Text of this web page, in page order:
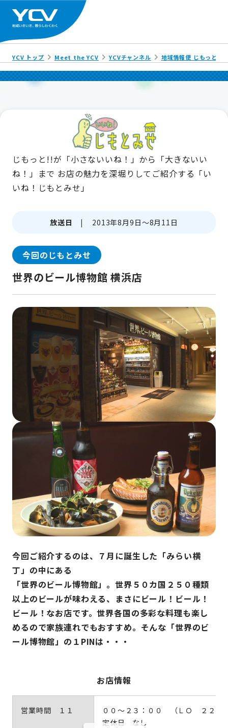
YCV トップ Meet the YCV YCVチャンネル 地域情報便 じもっと!!
じもっと!!が「小さないいね！」から「大きないい
ね！」まで お店の魅力を深堀りしてご紹介する「い
いね！じもとみせ」
放送日 | 2013年8月9日～8月11日
今回のじもとみせ
世界のビール博物館 横浜店
今回ご紹介するのは、７月に誕生した「みらい横
丁」の中にある
「世界のビール博物館」。世界５０カ国２５０種類
以上のビールが味わえる、まさにビール！ビール！
ビール！なお店です。世界各国の多彩な料理も楽し
めるので家族連れでもおすすめ。そんな「世界のビ
ール博物館」の１PINは・・・
お店情報
営業時間 １１
００～２３：００ （ＬＯ ２２：
定休日 なし